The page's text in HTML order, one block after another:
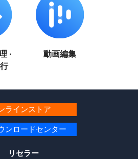
·
動画編集
ラインストア
ンロードセンター
リセラー